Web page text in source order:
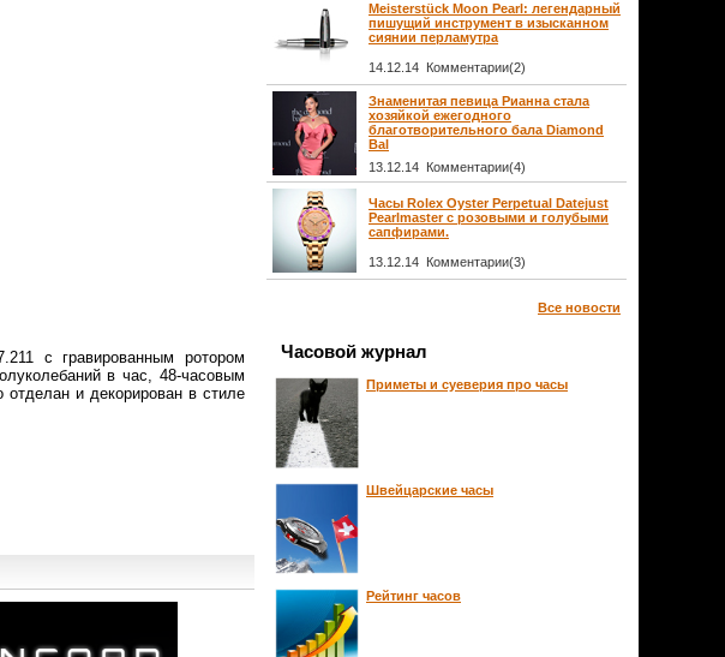
с гравированным ротором
в час, 48-часовым
и декорирован в стиле
Meisterstück Moon Pearl: легендарный
пишущий инструмент в изысканном
сиянии перламутра
14.12.14 Комментарии(2)
Знаменитая певица Рианна стала
хозяйкой ежегодного
благотворительного бала Diamond
Bal
13.12.14 Комментарии(4)
Часы Rolex Oyster Perpetual Datejust
Pearlmaster с розовыми и голубыми
сапфирами.
13.12.14 Комментарии(3)
Все новости
Часовой журнал
Приметы и суеверия про часы
Швейцарские часы
Рейтинг часов